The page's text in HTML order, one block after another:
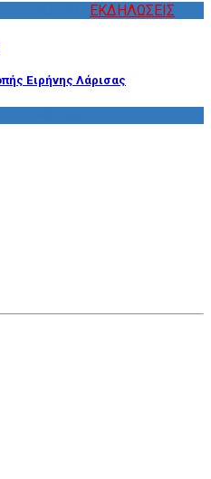
ΕΚΔΗΛΩΣΕΙΣ
Ειρήνης Λάρισας